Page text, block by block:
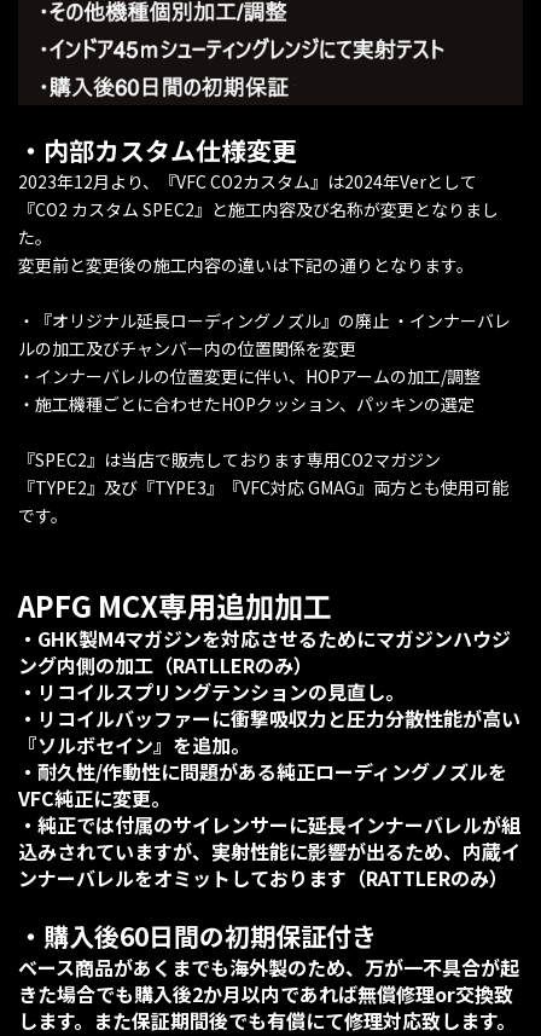
・内部カスタム仕様変更
2023年12月より、『VFC CO2カスタム』は2024年Verとして
『CO2 カスタム SPEC2』と施工内容及び名称が変更となりまし
た。
変更前と変更後の施工内容の違いは下記の通りとなります。
・『オリジナル延長ローディングノズル』の廃止 ・インナーバレ
ルの加工及びチャンバー内の位置関係を変更
・インナーバレルの位置変更に伴い、HOPアームの加工/調整
・施工機種ごとに合わせたHOPクッション、パッキンの選定
『SPEC2』は当店で販売しております専用CO2マガジン
『TYPE2』及び『TYPE3』『VFC対応 GMAG』両方とも使用可能
です。
APFG MCX専用追加加工
・GHK製M4マガジンを対応させるためにマガジンハウジ
ング内側の加工（RATLLERのみ）
・リコイルスプリングテンションの見直し。
・リコイルバッファーに衝撃吸収力と圧力分散性能が高い
『ソルボセイン』を追加。
・耐久性/作動性に問題がある純正ローディングノズルを
VFC純正に変更。
・純正では付属のサイレンサーに延長インナーバレルが組
込みされていますが、実射性能に影響が出るため、内蔵イ
ンナーバレルをオミットしております（RATTLERのみ）
・購入後60日間の初期保証付き
ベース商品があくまでも海外製のため、万が一不具合が起
きた場合でも購入後2か月以内であれば無償修理or交換致
します。また保証期間後でも有償にて修理対応致します。